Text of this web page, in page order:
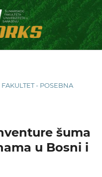
- POSEBNA
šuma
u Bosni i